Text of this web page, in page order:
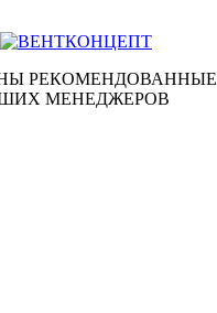
МЕНЕДЖЕРОВ